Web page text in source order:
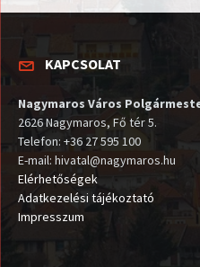
KAPCSOLAT
Nagymaros Város
2626 Nagymaros, Fő tér 5.
Telefon: +36 27 595 100
E-mail: hivatal@nagymaros.hu
Elérhetőségek
Adatkezelési tájékoztató
Impresszum